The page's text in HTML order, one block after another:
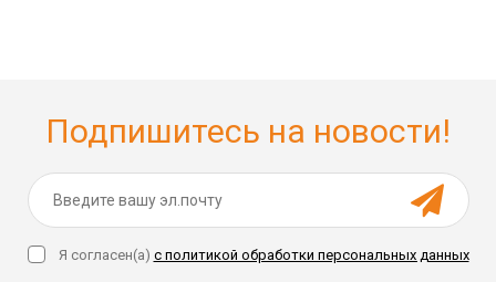
Подпишитесь на новости!
Я согласен(a) с политикой обработки персональных данных